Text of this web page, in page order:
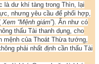
là dư khí tàng trong Thìn, lại
nhưng yêu cầu để phối hợp,
Xem “Mệnh giám”). Ấn như có
thấu Tài thanh dụng, cho
của Thoát Thừa tướng,
phải nhất định cần thấu Tài